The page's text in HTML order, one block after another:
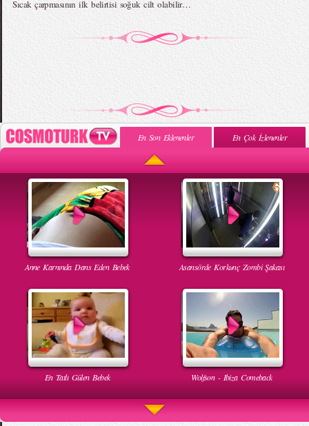
Sıcak çarpmasının ilk belirtisi soğuk cilt olabilir…
En Son Eklenenler En Çok İzlenenler
Anne Karnında Dans Eden Bebek Asansörde Korkunç Zombi Şakası
En Tatlı Gülen Bebek Wolfson - Ibiza Comeback